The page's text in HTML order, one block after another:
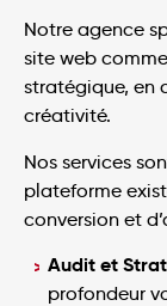
Notre agence
site web
stratégique, en
créativité.
Nos services
plateforme
conversion et
Audit et
profondeur